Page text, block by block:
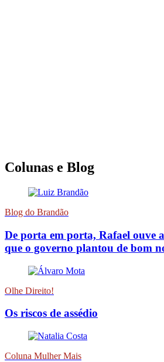
Colunas e Blog
Blog do Brandão
De porta em porta, Rafael ouve
que o governo plantou de bom
Olhe Direito!
Os riscos de assédio
Coluna Mulher Mais